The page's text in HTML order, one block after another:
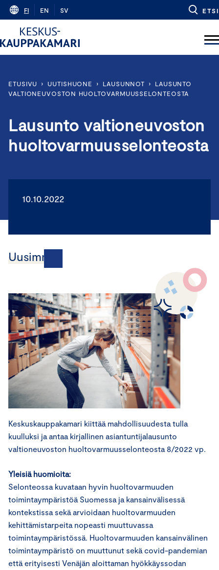
Skip
content
FI EN SV ETSI
ETUSIVU › UUTISHUONE › LAUSUNNOT ›
LAUSUNTO
VALTIONEUVOSTON HUOLTOVARMUUSSELONTEOSTA
Lausunto valtioneuvoston
huoltovarmuusselonteosta
10.10.2022
Uusimmat
Keskuskauppakamari kiittää mahdollisuudesta tulla
kuulluksi ja antaa kirjallinen asiantuntijalausunto
valtioneuvoston huoltovarmuusselonteosta 8/2022 vp.
Yleisiä huomioita:
Selonteossa kuvataan hyvin huoltovarmuuden
toimintaympäristöä Suomessa ja kansainvälisessä
kontekstissa sekä arvioidaan huoltovarmuuden
kehittämistarpeita nopeasti muuttuvassa
toimintaympäristössä. Huoltovarmuuden kansainvälinen
toimintaympäristö on muuttunut sekä covid-pandemian
että erityisesti Venäjän aloittaman hyökkäyssodan